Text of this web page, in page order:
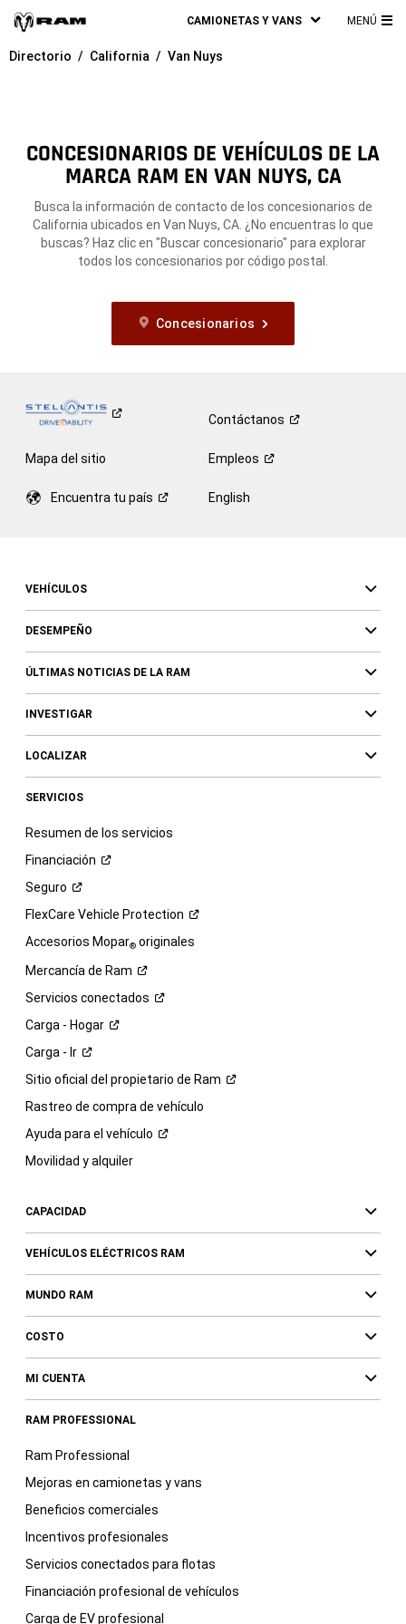
CAMIONETAS Y VANS MENÚ
Directorio California Van Nuys
CONCESIONARIOS DE VEHÍCULOS DE LA
MARCA RAM EN VAN NUYS, CA
Busca la información de contacto de los concesionarios de
California ubicados en Van Nuys, CA. ¿No encuentras lo que
buscas? Haz clic en "Buscar concesionario" para explorar
todos los concesionarios por código postal.
Concesionarios
Contáctanos
Mapa del sitio Empleos
Encuentra tu país English
VEHÍCULOS
DESEMPEÑO
ÚLTIMAS NOTICIAS DE LA RAM
INVESTIGAR
LOCALIZAR
SERVICIOS
Resumen de los servicios
Financiación
Seguro
FlexCare Vehicle Protection
Accesorios Mopar®originales
Mercancía de Ram
Servicios conectados
Carga - Hogar
Carga - Ir
Sitio oficial del propietario de Ram
Rastreo de compra de vehículo
Ayuda para el vehículo
Movilidad y alquiler
CAPACIDAD
VEHÍCULOS ELÉCTRICOS RAM
MUNDO RAM
COSTO
MI CUENTA
RAM PROFESSIONAL
Ram Professional
Mejoras en camionetas y vans
Beneficios comerciales
Incentivos profesionales
Servicios conectados para flotas
Financiación profesional de vehículos
Carga de EV profesional